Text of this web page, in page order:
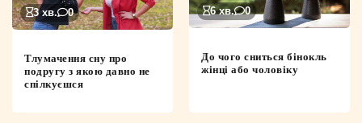
3 хв. 0
Тлумачення сну про
подругу з якою давно не
спілкуєшся
6 хв. 0
До чого сниться бінокль
жінці або чоловіку